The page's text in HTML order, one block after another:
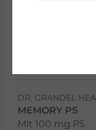
DR. GRANDEL
MEMORY PS
Mit 100 mg PS